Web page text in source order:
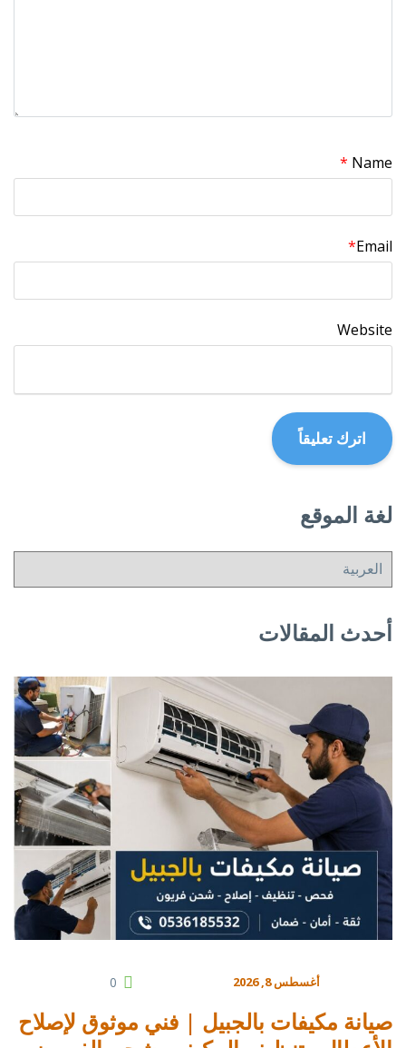
Name
*
Email
*
Website
لغة الموقع
أحدث المقالات
أغسطس 8, 2026 0
صيانة مكيفات بالجبيل | فني موثوق لإصلاح